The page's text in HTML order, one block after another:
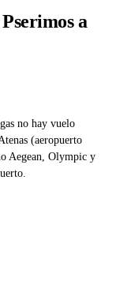
a
no hay vuelo
(aeropuerto
Aegean, Olympic y